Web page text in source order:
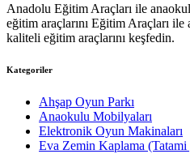
Anadolu Eğitim Araçları ile
eğitim araçlarını Eğitim Araçları
kaliteli eğitim araçlarını keşfedin.
Kategoriler
Ahşap Oyun Parkı
Anaokulu Mobilyaları
Elektronik Oyun Makinaları
Eva Zemin Kaplama